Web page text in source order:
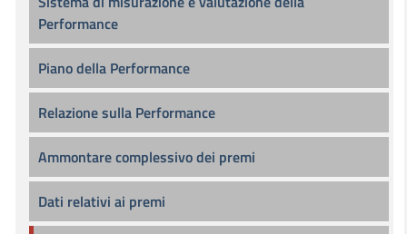
Performance
Piano della Performance
Relazione sulla Performance
Ammontare complessivo dei premi
Dati relativi ai premi